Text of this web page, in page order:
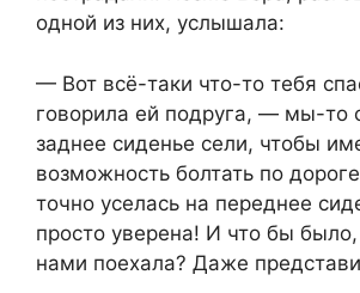
одной из них, услышала:
— Вот всё-таки что-то тебя
говорила ей подруга, — мы-то
заднее сиденье сели, чтобы
возможность болтать по
точно уселась на переднее
просто уверена! И что бы
нами поехала? Даже